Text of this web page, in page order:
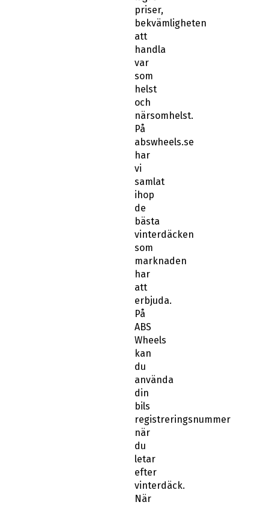
priser,
bekvämligheten
att
handla
var
som
helst
och
närsomhelst.
På
abswheels.se
har
vi
samlat
ihop
de
bästa
vinterdäcken
som
marknaden
har
att
erbjuda.
På
ABS
Wheels
kan
du
använda
din
bils
registreringsnummer
när
du
letar
efter
vinterdäck.
När